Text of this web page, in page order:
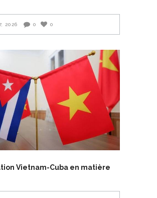
2026 0 0
Vietnam-Cuba en matière